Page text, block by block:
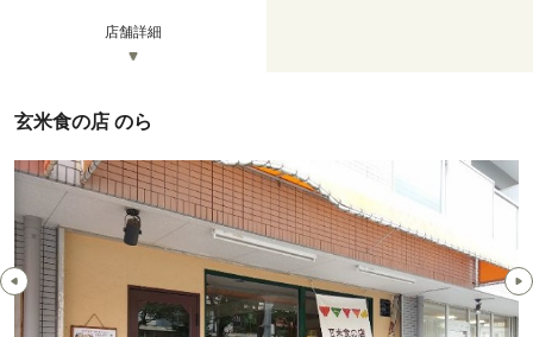
店舗詳細
玄米食の店 のら